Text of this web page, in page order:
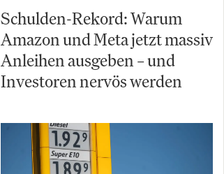
Schulden-Rekord: Warum
Amazon und Meta jetzt massiv
Anleihen ausgeben – und
Investoren nervös werden